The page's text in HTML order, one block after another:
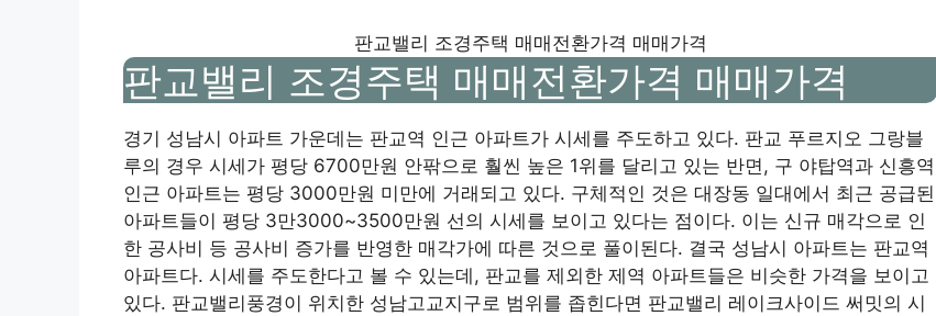
판교밸리 조경주택 매매전환가격 매매가격
판교밸리 조경주택 매매전환가격 매매가격
경기 성남시 아파트 가운데는 판교역 인근 아파트가 시세를 주도하고 있다. 판교 푸르지오 그랑블
루의 경우 시세가 평당 6700만원 안팎으로 훨씬 높은 1위를 달리고 있는 반면, 구 야탑역과 신흥역
인근 아파트는 평당 3000만원 미만에 거래되고 있다. 구체적인 것은 대장동 일대에서 최근 공급된
아파트들이 평당 3만3000~3500만원 선의 시세를 보이고 있다는 점이다. 이는 신규 매각으로 인
한 공사비 등 공사비 증가를 반영한 ​​매각가에 따른 것으로 풀이된다. 결국 성남시 아파트는 판교역
아파트다. 시세를 주도한다고 볼 수 있는데, 판교를 제외한 제역 아파트들은 비슷한 가격을 보이고
있다. 판교밸리풍경이 위치한 성남고교지구로 범위를 좁힌다면 판교밸리 레이크사이드 써밋의 시